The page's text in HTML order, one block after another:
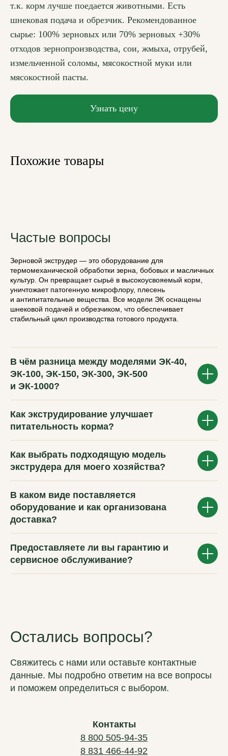
т.к. корм лучше поедается животными. Есть
шнековая подача и обрезчик. Рекомендованное
сырье: 100% зерновых или 70% зерновых +30%
отходов зернопроизводства, сои, жмыха, отрубей,
измельченной соломы, мясокостной муки или
мясокостной пасты.
Узнать цену
Похожие товары
Частые вопросы
Зерновой экструдер — это оборудование для
термомеханической обработки зерна, бобовых и масличных
культур. Он превращает сырьё в высокоусвояемый корм,
уничтожает патогенную микрофлору, плесень
и антипитательные вещества. Все модели ЭК оснащены
шнековой подачей и обрезчиком, что обеспечивает
стабильный цикл производства готового продукта.
В чём разница между моделями ЭК-40,
ЭК-100, ЭК-150, ЭК-300, ЭК-500
и ЭК-1000?
Как экструдирование улучшает
питательность корма?
Как выбрать подходящую модель
экструдера для моего хозяйства?
В каком виде поставляется
оборудование и как организована
доставка?
Предоставляете ли вы гарантию и
сервисное обслуживание?
Остались вопросы?
Свяжитесь с нами или оставьте контактные
данные. Мы подробно ответим на все вопросы
и поможем определиться с выбором.
Контакты
8 800 505-94-35
8 831 466-44-92